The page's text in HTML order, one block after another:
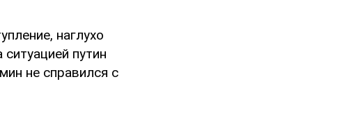
наглухо
путин
не справился с